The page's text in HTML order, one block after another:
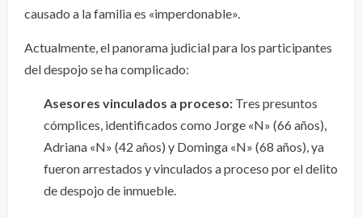
causado a la familia es «imperdonable».
Actualmente, el panorama judicial para los participantes
del despojo se ha complicado:
Asesores vinculados a proceso: Tres presuntos
cómplices, identificados como Jorge «N» (66 años),
Adriana «N» (42 años) y Dominga «N» (68 años), ya
fueron arrestados y vinculados a proceso por el delito
de despojo de inmueble.